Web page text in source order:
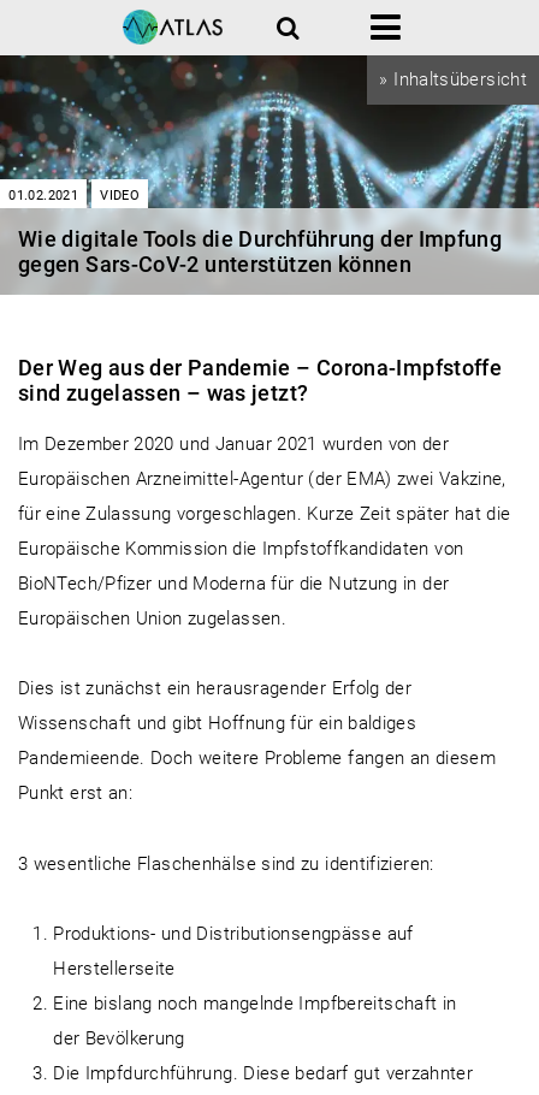
» Inhaltsübersicht
Suche Menü
01.02.2021 VIDEO
Wie digitale Tools die Durchführung der Impfung
gegen Sars-CoV-2 unterstützen können
Der Weg aus der Pandemie – Corona-Impfstoffe
sind zugelassen – was jetzt?
Im Dezember 2020 und Januar 2021 wurden von der
Europäischen Arzneimittel-Agentur (der EMA) zwei Vakzine,
für eine Zulassung vorgeschlagen. Kurze Zeit später hat die
Europäische Kommission die Impfstoffkandidaten von
BioNTech/Pfizer und Moderna für die Nutzung in der
Europäischen Union zugelassen.
Dies ist zunächst ein herausragender Erfolg der
Wissenschaft und gibt Hoffnung für ein baldiges
Pandemieende. Doch weitere Probleme fangen an diesem
Punkt erst an:
3 wesentliche Flaschenhälse sind zu identifizieren:
Produktions- und Distributionsengpässe auf
Herstellerseite
Eine bislang noch mangelnde Impfbereitschaft in
der Bevölkerung
Die Impfdurchführung. Diese bedarf gut verzahnter